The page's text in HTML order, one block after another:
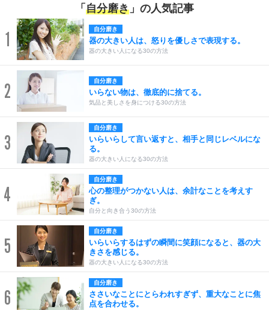
「 自分磨き 」の人気記事
1 自分磨き
器の大きい人は、怒りを優しさで表現する。
器の大きい人になる30の方法
2 自分磨き
いらない物は、徹底的に捨てる。
気品と美しさを身につける30の方法
3
自分磨き
いらいらして言い返すと、相手と同じレベルにな
る。
器の大きい人になる30の方法
4
自分磨き
心の整理がつかない人は、余計なことを考えす
ぎ。
自分と向き合う30の方法
5
自分磨き
いらいらするはずの瞬間に笑顔になると、器の大
きさを感じる。
器の大きい人になる30の方法
6
自分磨き
ささいなことにとらわれすぎず、重大なことに焦
点を合わせる。